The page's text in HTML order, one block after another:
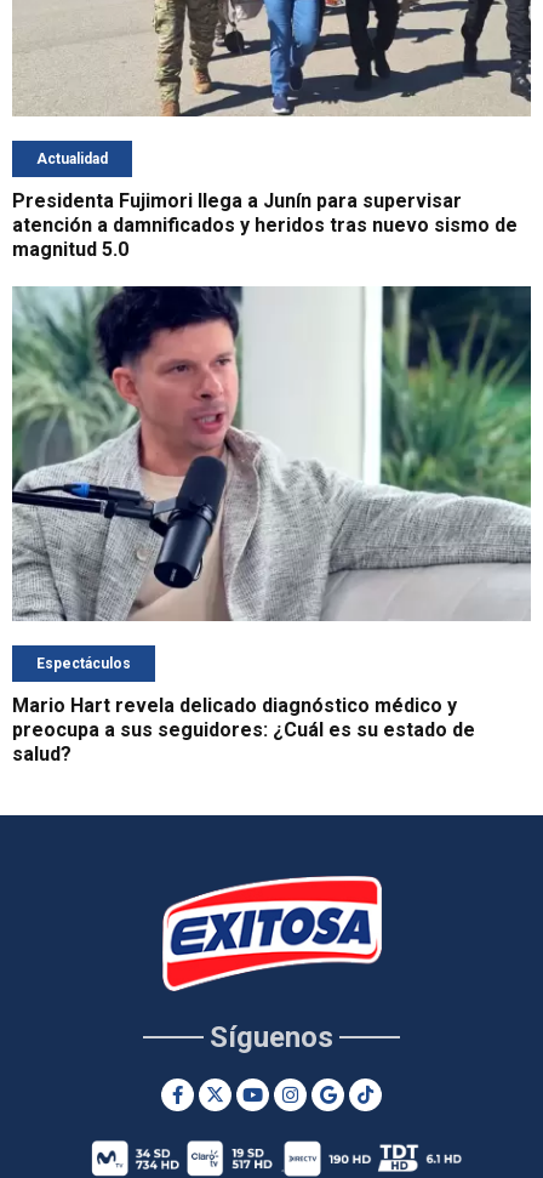
Actualidad
Presidenta Fujimori llega a Junín para supervisar
atención a damnificados y heridos tras nuevo sismo de
magnitud 5.0
Espectáculos
Mario Hart revela delicado diagnóstico médico y
preocupa a sus seguidores: ¿Cuál es su estado de
salud?
Síguenos